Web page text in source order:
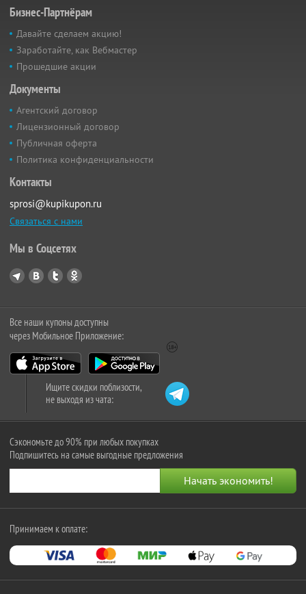
Бизнес-Партнёрам
Давайте сделаем акцию!
Заработайте, как Вебмастер
Прошедшие акции
Документы
Агентский договор
Лицензионный договор
Публичная оферта
Политика конфиденциальности
Контакты
sprosi@kupikupon.ru
Связаться с нами
Мы в Соцсетях
Все наши купоны доступны
через Мобильное Приложение:
Ищите скидки поблизости,
не выходя из чата:
Сэкономьте до 90% при любых покупках
Подпишитесь на самые выгодные предложения
Принимаем к оплате: